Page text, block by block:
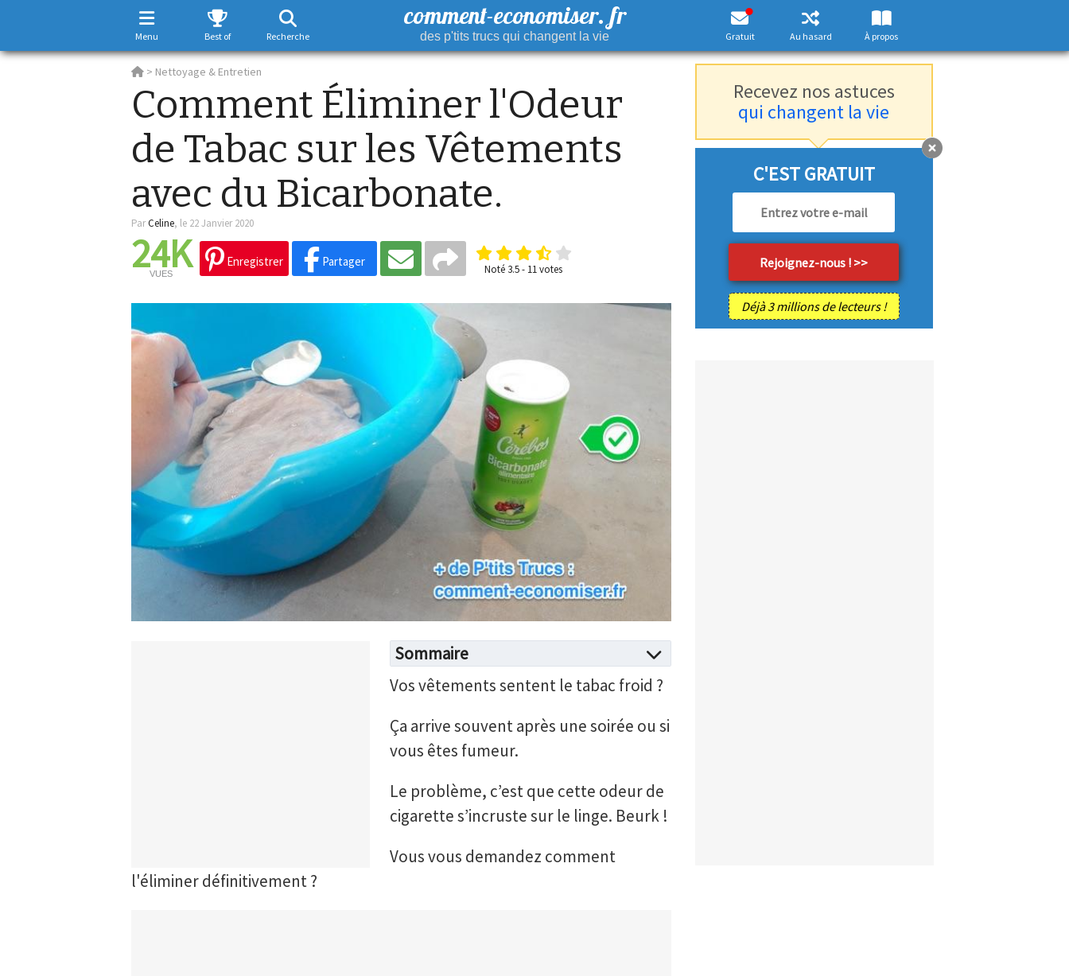
Menu Best of Recherche
comment-economiser. fr
des p'tits trucs qui changent la vie Gratuit Au hasard À propos
> Nettoyage & Entretien
Comment Éliminer l'Odeur
de Tabac sur les Vêtements
avec du Bicarbonate.
ParCeline, le 22 Janvier 2020
24K
VUES
Enregistrer Partager
Noté 3.5- 11votes
Sommaire
Vos vêtements sentent le tabac froid ?
Ça arrive souvent après une soirée ou si
vous êtes fumeur.
Le problème, c’est que cette odeur de
cigarette s’incruste sur le linge. Beurk !
Vous vous demandez comment
l'éliminer définitivement ?
Recevez nos astuces
qui changent la vie
C'EST GRATUIT
Déjà 3 millions de lecteurs !